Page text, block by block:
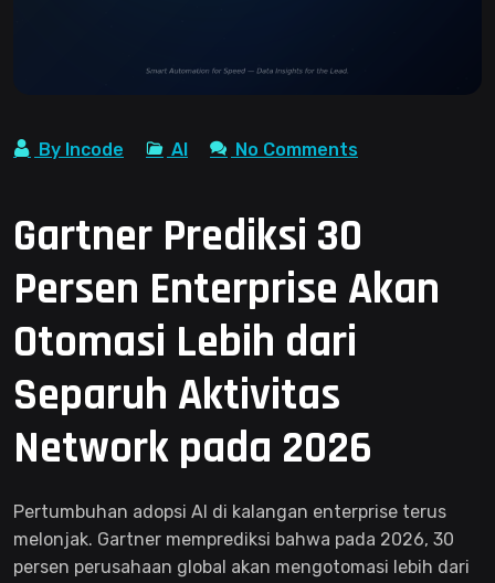
By Incode AI No Comments
Gartner Prediksi 30
Persen Enterprise Akan
Otomasi Lebih dari
Separuh Aktivitas
Network pada 2026
Pertumbuhan adopsi AI di kalangan enterprise terus
melonjak. Gartner memprediksi bahwa pada 2026, 30
persen perusahaan global akan mengotomasi lebih dari